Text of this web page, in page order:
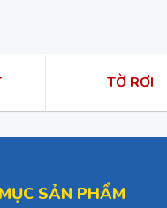
TỜ RƠI
SẢN PHẨM